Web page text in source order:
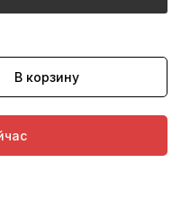
В корзину